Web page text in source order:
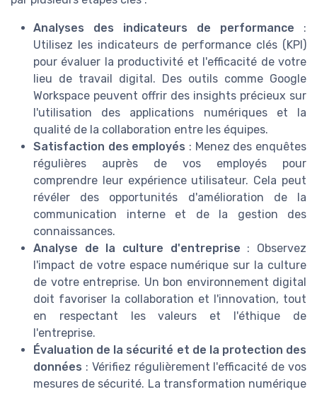
Analyses des indicateurs de performance :
Utilisez les indicateurs de performance clés (KPI)
pour évaluer la productivité et l'efficacité de votre
lieu de travail digital. Des outils comme Google
Workspace peuvent offrir des insights précieux sur
l'utilisation des applications numériques et la
qualité de la collaboration entre les équipes.
Satisfaction des employés : Menez des enquêtes
régulières auprès de vos employés pour
comprendre leur expérience utilisateur. Cela peut
révéler des opportunités d'amélioration de la
communication interne et de la gestion des
connaissances.
Analyse de la culture d'entreprise : Observez
l'impact de votre espace numérique sur la culture
de votre entreprise. Un bon environnement digital
doit favoriser la collaboration et l'innovation, tout
en respectant les valeurs et l'éthique de
l'entreprise.
Évaluation de la sécurité et de la protection des
données : Vérifiez régulièrement l'efficacité de vos
mesures de sécurité. La transformation numérique